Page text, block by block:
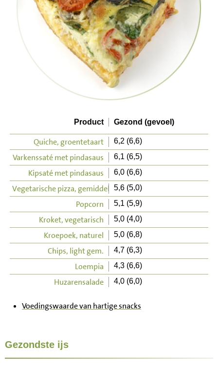
Product Gezond (gevoel)
Quiche, groentetaart 6,2 (6,6)
Varkenssaté met pindasaus 6,1 (6,5)
Kipsaté met pindasaus 6,0 (6,6)
Vegetarische pizza, gemiddeld 5,6 (5,0)
Popcorn 5,1 (5,9)
Kroket, vegetarisch 5,0 (4,0)
Kroepoek, naturel 5,0 (6,8)
Chips, light gem. 4,7 (6,3)
Loempia 4,3 (6,6)
Huzarensalade 4,0 (6,0)
Voedingswaarde van hartige snacks
Gezondste ijs